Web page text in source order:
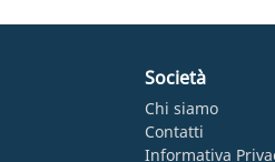
Società
Chi siamo
Contatti
Informativa